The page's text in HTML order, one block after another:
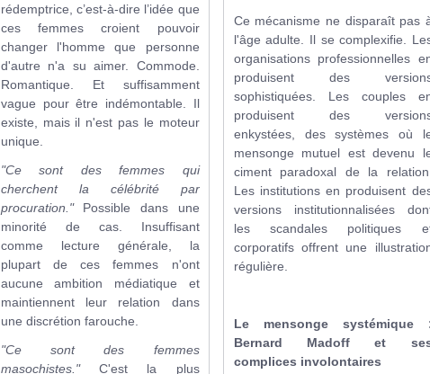
rédemptrice, c’est-à-dire l’idée que
ces femmes croient pouvoir
changer l'homme que personne
d'autre n'a su aimer. Commode.
Romantique. Et suffisamment
vague pour être indémontable. Il
existe, mais il n'est pas le moteur
unique.
"Ce sont des femmes qui
cherchent la célébrité par
procuration."Possible dans une
minorité de cas. Insuffisant
comme lecture générale, la
plupart de ces femmes n'ont
aucune ambition médiatique et
maintiennent leur relation dans
une discrétion farouche.
"Ce sont des femmes
masochistes."C'est la plus
Ce mécanisme ne disparaît pas
l'âge adulte. Il se complexifie.
organisations professionnelles
produisent des
sophistiquées. Les couples
produisent des
enkystées, des systèmes où
mensonge mutuel est devenu
ciment paradoxal de la relation.
Les institutions en produisent
versions institutionnalisées
les scandales politiques
corporatifs offrent une
régulière.
Le mensonge systémique
Bernard Madoff et
complices involontaires